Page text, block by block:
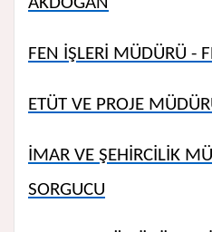
FEN İŞLERİ MÜDÜRÜ -
ETÜT VE PROJE
İMAR VE ŞEHİRCİLİK
SORGUCU